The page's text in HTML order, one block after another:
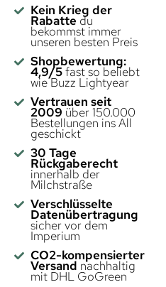
Kein Krieg der
Rabatte du
bekommst immer
unseren besten Preis
Shopbewertung:
4,9/5fast so beliebt
wie Buzz Lightyear
Vertrauen seit
2009 über 150.000
Bestellungen ins All
geschickt
30 Tage
Rückgaberecht
innerhalb der
Milchstraße
Verschlüsselte
Datenübertragung
sicher vor dem
Imperium
CO2-kompensierter
Versand nachhaltig
mit DHL GoGreen